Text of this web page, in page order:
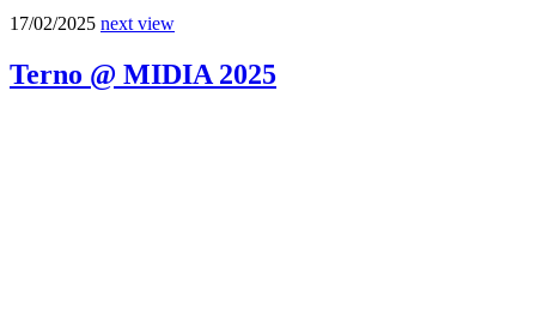
17/02/2025 next view
Terno @ MIDIA 2025